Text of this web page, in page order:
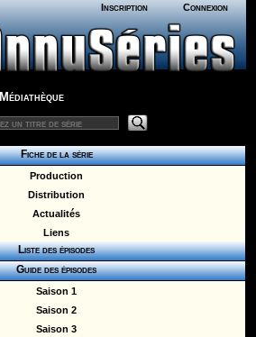
Inscription Connexion
Médiathèque
Fiche de la série
Production
Distribution
Actualités
Liens
Liste des épisodes
Guide des épisodes
Saison 1
Saison 2
Saison 3